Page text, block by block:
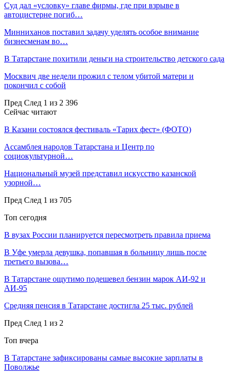
Суд дал «условку» главе фирмы, где при взрыве в
автоцистерне погиб…
Минниханов поставил задачу уделять особое внимание
бизнесменам во…
В Татарстане похитили деньги на строительство детского сада
Москвич две недели прожил с телом убитой матери и
покончил с собой
Пред След 1 из 2 396
Сейчас читают
В Казани состоялся фестиваль «Тарих фест» (ФОТО)
Ассамблея народов Татарстана и Центр по
социокультурной…
Национальный музей представил искусство казанской
узорной…
Пред След 1 из 705
Топ сегодня
В вузах России планируется пересмотреть правила приема
В Уфе умерла девушка, попавшая в больницу лишь после
третьего вызова…
В Татарстане ощутимо подешевел бензин марок АИ-92 и
АИ-95
Средняя пенсия в Татарстане достигла 25 тыс. рублей
Пред След 1 из 2
Топ вчера
В Татарстане зафиксированы самые высокие зарплаты в
Поволжье